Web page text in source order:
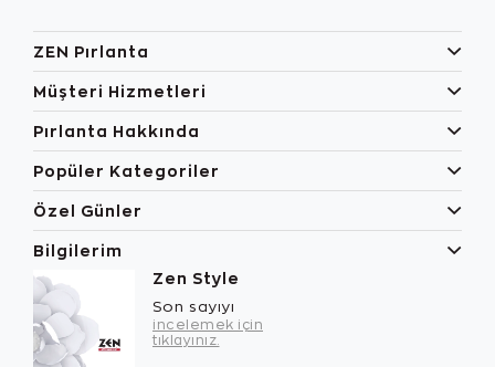
ZEN Pırlanta
Müşteri Hizmetleri
Pırlanta Hakkında
Popüler Kategoriler
Özel Günler
Bilgilerim
Zen Style
Son sayıyı
incelemek için
tıklayınız.